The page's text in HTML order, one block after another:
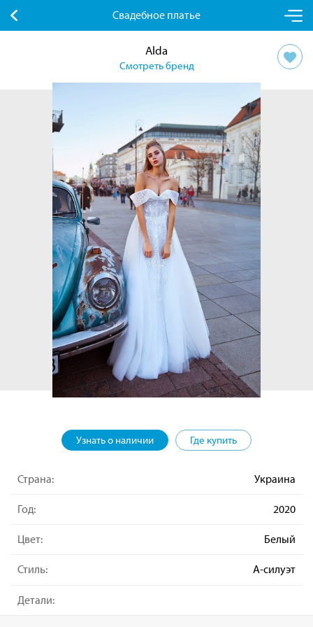
Свадебное платье
Alda
Смотреть бренд
Узнать о наличии Где купить
Страна: Украина
Год: 2020
Цвет: Белый
Стиль: А-силуэт
Детали: